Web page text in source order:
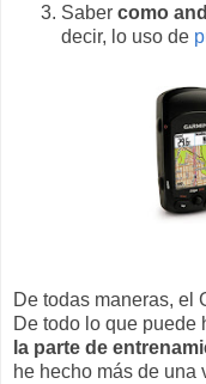
Saber como
decir, lo uso de
De todas maneras, el
De todo lo que puede
la parte de
he hecho más de una